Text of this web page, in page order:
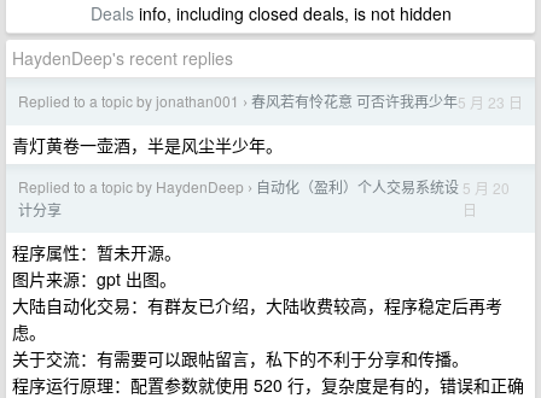
Dealsinfo, including closed deals, is not hidden
HaydenDeep's recent replies
Replied to a topic by jonathan001 › 春风若有怜花意 可否许我再少年5 月 23 日
青灯黄卷一壶酒，半是风尘半少年。
Replied to a topic by HaydenDeep › 自动化（盈利）个人交易系统设
计分享
5 月 20
日
程序属性：暂未开源。
图片来源：gpt 出图。
大陆自动化交易：有群友已介绍，大陆收费较高，程序稳定后再考
虑。
关于交流：有需要可以跟帖留言，私下的不利于分享和传播。
程序运行原理：配置参数就使用 520 行，复杂度是有的，错误和正确